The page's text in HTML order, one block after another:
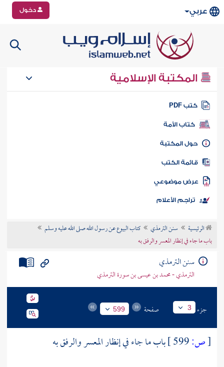
عربي دخول
المكتبة الإسلامية
كتب PDF
كتاب الأمة
المكتبة
الكتب
موضوعي
تراجم الأعلام
الرئيسية سنن الترمذي
كتاب البيوع عن رسول الله صلى الله عليه وسلم
باب ما جاء في إنظار المعسر والرفق به
سنن الترمذي
الترمذي - محمد بن عيسى بن سورة الترمذي
جزء 3 صفحة 599
[ص:
باب ما جاء في إنظار المعسر والرفق به